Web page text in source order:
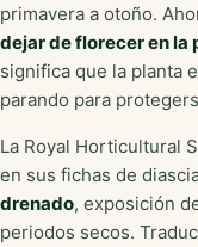
primavera a otoño.
dejar de florecer en la
significa que la planta
parando para
La Royal Horticultural
en sus fichas de
drenado, exposición
periodos secos.